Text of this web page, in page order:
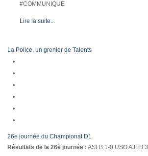
#COMMUNIQUE
Lire la suite...
La Police, un grenier de Talents
26e journée du Championat D1
Résultats de la 26è journée : ASFB 1-0 USO AJEB